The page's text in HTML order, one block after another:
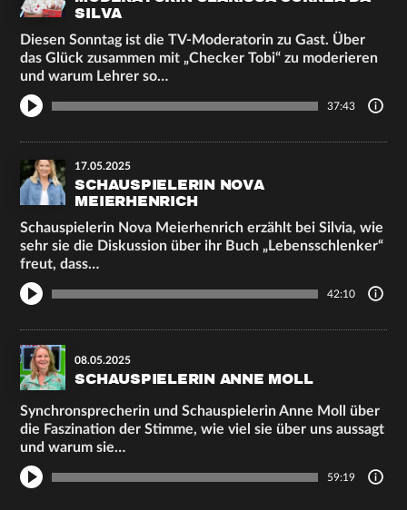
SILVA
Diesen Sonntag ist die TV-Moderatorin zu Gast. Über
das Glück zusammen mit „Checker Tobi“ zu moderieren
und warum Lehrer so…
37:43
17.05.2025
SCHAUSPIELERIN NOVA
MEIERHENRICH
Schauspielerin Nova Meierhenrich erzählt bei Silvia, wie
sehr sie die Diskussion über ihr Buch „Lebensschlenker“
freut, dass…
42:10
08.05.2025
SCHAUSPIELERIN ANNE MOLL
Synchronsprecherin und Schauspielerin Anne Moll über
die Faszination der Stimme, wie viel sie über uns aussagt
und warum sie…
59:19